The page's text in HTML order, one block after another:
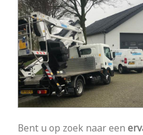
Bent u op zoek naar een